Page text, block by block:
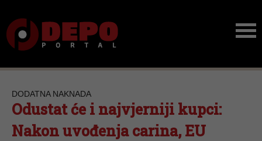
DODATNA NAKNADA
Odustat će i najvjerniji kupci:
Nakon uvođenja carina, EU